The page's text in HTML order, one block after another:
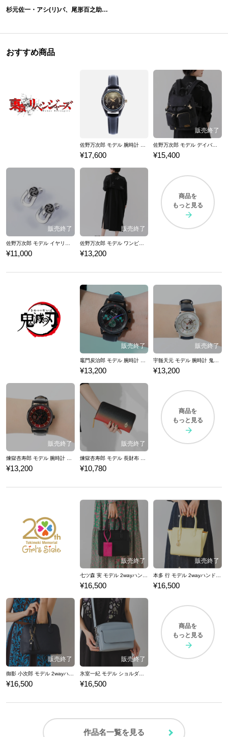
杉元佐一・アシ(リ)パ、尾形百之助、月島軍曹・鯉登少尉 モデル バックパック ゴールデンカムイ
おすすめ商品
佐野万次郎 モデル 腕時計 東京リベンジャーズ
¥17,600
佐野万次郎 モデル デイバッグ 東京リベンジャーズ
¥15,400
¥11,000
佐野万次郎 モデル ワンピース 東京リベンジャーズ
¥13,200
商品を
もっと見る
¥13,200 ¥13,200
煉獄杏寿郎 モデル 腕時計 鬼滅の刃
¥13,200
煉獄杏寿郎 モデル 長財布 鬼滅の刃
¥10,780
商品を
もっと見る
¥16,500 ¥16,500
¥16,500
氷室一紀 モデル ショルダーバッグ ときめきメモリアル Girl's Side 4th Heart
¥16,500
商品を
もっと見る
作品名一覧を見る